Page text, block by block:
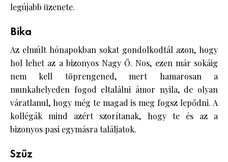
legújabb üzenete.
Bika
Az elmúlt hónapokban sokat gondolkodtál azon, hogy
hol lehet az a bizonyos Nagy Ő. Nos, ezen már sokáig
nem kell töprengened, mert hamarosan a
munkahelyeden fogod eltalálni ámor nyila, de olyan
váratlanul, hogy még te magad is meg fogsz lepődni. A
kollégák mind azért szorítanak, hogy te és az a
bizonyos pasi egymásra találjatok.
Szűz